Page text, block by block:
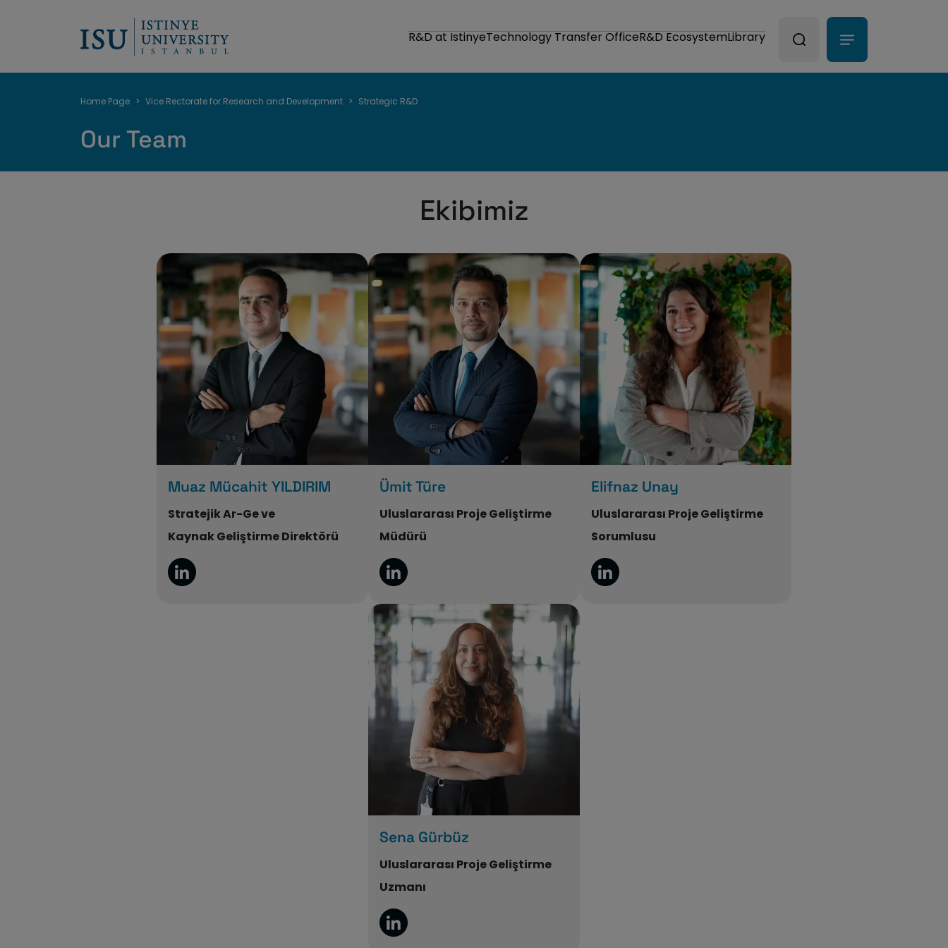
R&D at IstinyeTechnology Transfer OfficeR&D EcosystemLibrary
Breadcrumb
Home Page Vice Rectorate for Research and Development Strategic R&D
Our Team
Ekibimiz
Muaz Mücahit YILDIRIM
Stratejik Ar-Ge ve
Kaynak Geliştirme Direktörü
Ümit Türe
Uluslararası Proje Geliştirme
Müdürü
Elifnaz Unay
Uluslararası Proje Geliştirme
Sorumlusu
Sena Gürbüz
Uluslararası Proje Geliştirme
Uzmanı